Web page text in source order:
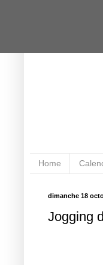
Home
dimanche 18
Jogging